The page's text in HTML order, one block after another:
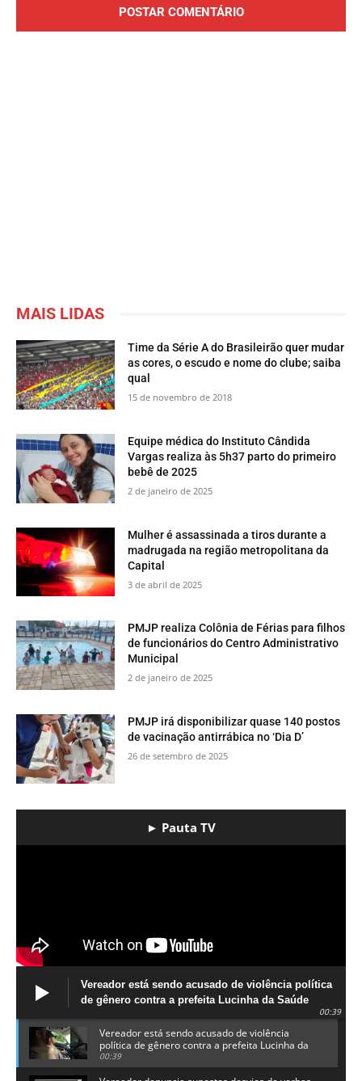
MAIS LIDAS
Time da Série A do Brasileirão quer mudar
as cores, o escudo e nome do clube; saiba
qual
15 de novembro de 2018
Equipe médica do Instituto Cândida
Vargas realiza às 5h37 parto do primeiro
bebê de 2025
2 de janeiro de 2025
Mulher é assassinada a tiros durante a
madrugada na região metropolitana da
Capital
3 de abril de 2025
PMJP realiza Colônia de Férias para filhos
de funcionários do Centro Administrativo
Municipal
2 de janeiro de 2025
PMJP irá disponibilizar quase 140 postos
de vacinação antirrábica no ‘Dia D’
26 de setembro de 2025
► Pauta TV
Vereador está sendo acusado de violência política
de gênero contra a prefeita Lucinha da Saúde
00:39
Vereador está sendo acusado de violência
política de gênero contra a prefeita Lucinha da
Saúde
00:39